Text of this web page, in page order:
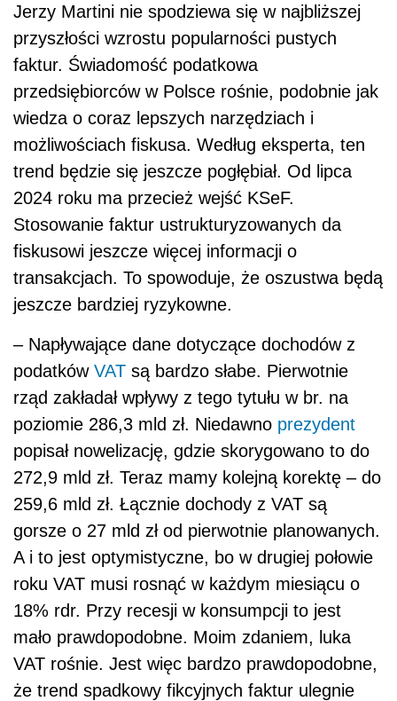
Jerzy Martini nie spodziewa się w najbliższej
przyszłości wzrostu popularności pustych
faktur. Świadomość podatkowa
przedsiębiorców w Polsce rośnie, podobnie jak
wiedza o coraz lepszych narzędziach i
możliwościach fiskusa. Według eksperta, ten
trend będzie się jeszcze pogłębiał. Od lipca
2024 roku ma przecież wejść KSeF.
Stosowanie faktur ustrukturyzowanych da
fiskusowi jeszcze więcej informacji o
transakcjach. To spowoduje, że oszustwa będą
jeszcze bardziej ryzykowne.
– Napływające dane dotyczące dochodów z
podatków VAT są bardzo słabe. Pierwotnie
rząd zakładał wpływy z tego tytułu w br. na
poziomie 286,3 mld zł. Niedawno prezydent
popisał nowelizację, gdzie skorygowano to do
272,9 mld zł. Teraz mamy kolejną korektę – do
259,6 mld zł. Łącznie dochody z VAT są
gorsze o 27 mld zł od pierwotnie planowanych.
A i to jest optymistyczne, bo w drugiej połowie
roku VAT musi rosnąć w każdym miesiącu o
18% rdr. Przy recesji w konsumpcji to jest
mało prawdopodobne. Moim zdaniem, luka
VAT rośnie. Jest więc bardzo prawdopodobne,
że trend spadkowy fikcyjnych faktur ulegnie